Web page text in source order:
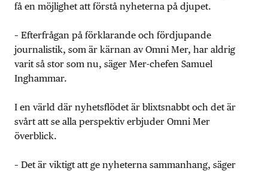
få en möjlighet att förstå nyheterna på djupet.
– Efterfrågan på förklarande och fördjupande
journalistik, som är kärnan av Omni Mer, har aldrig
varit så stor som nu, säger Mer-chefen Samuel
Inghammar.
I en värld där nyhetsflödet är blixtsnabbt och det är
svårt att se alla perspektiv erbjuder Omni Mer
överblick.
– Det är viktigt att ge nyheterna sammanhang, säger